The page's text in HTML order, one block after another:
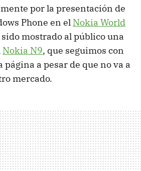
por la presentación de
Phone en el Nokia World
mostrado al público una
Nokia N9, que seguimos con
a pesar de que no va a
mercado.